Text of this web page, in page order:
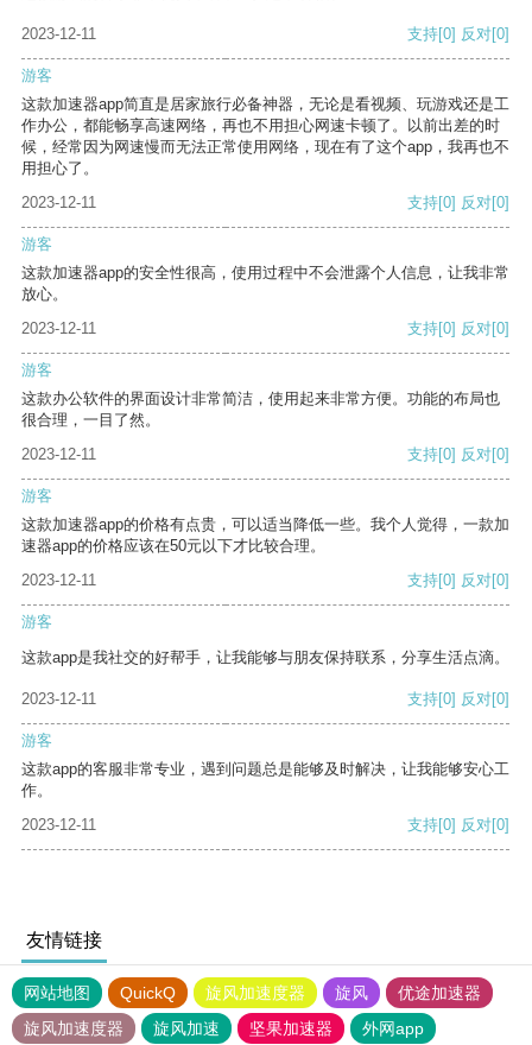
2023-12-11 支持[0] 反对[0]
游客
这款加速器app简直是居家旅行必备神器，无论是看视频、玩游戏还是工
作办公，都能畅享高速网络，再也不用担心网速卡顿了。以前出差的时
候，经常因为网速慢而无法正常使用网络，现在有了这个app，我再也不
用担心了。
2023-12-11
支持[0] 反对[0]
游客
这款加速器app的安全性很高，使用过程中不会泄露个人信息，让我非常
放心。
2023-12-11
支持[0] 反对[0]
游客
这款办公软件的界面设计非常简洁，使用起来非常方便。功能的布局也
很合理，一目了然。
2023-12-11
支持[0] 反对[0]
游客
这款加速器app的价格有点贵，可以适当降低一些。我个人觉得，一款加
速器app的价格应该在50元以下才比较合理。
2023-12-11
支持[0] 反对[0]
游客
这款app是我社交的好帮手，让我能够与朋友保持联系，分享生活点滴。
2023-12-11 支持[0] 反对[0]
游客
这款app的客服非常专业，遇到问题总是能够及时解决，让我能够安心工
作。
2023-12-11
支持[0] 反对[0]
友情链接
网站地图 QuickQ 旋风加速度器 旋风
优途加速器
旋风加速度器
旋风加速 坚果加速器 外网app